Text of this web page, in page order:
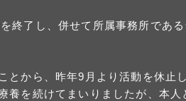
終了し、併せて所属事務所であ
から、昨年9月より活動を休止
を続けてまいりましたが、本